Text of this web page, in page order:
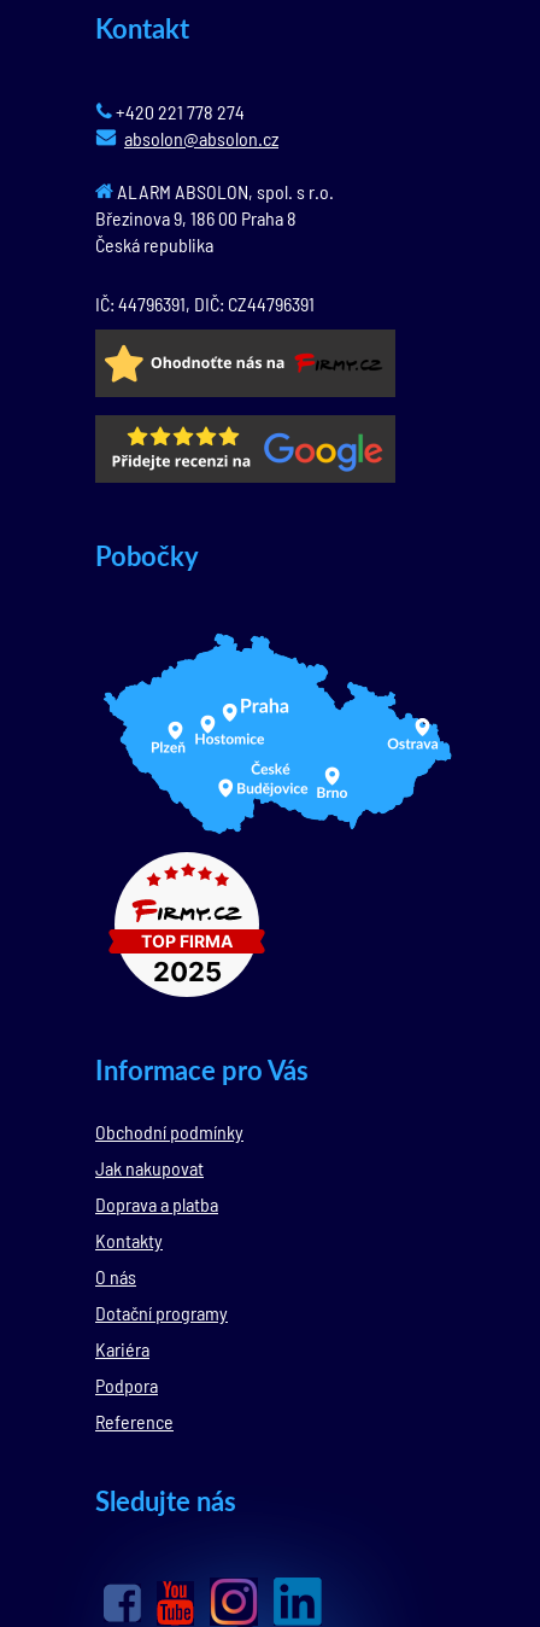
Kontakt
+420 221 778 274
absolon@absolon.cz
ALARM ABSOLON, spol. s r.o.
Březinova 9, 186 00 Praha 8
Česká republika
IČ: 44796391, DIČ: CZ44796391
Pobočky
Informace pro Vás
Obchodní podmínky
Jak nakupovat
Doprava a platba
Kontakty
O nás
Dotační programy
Kariéra
Podpora
Reference
Sledujte nás